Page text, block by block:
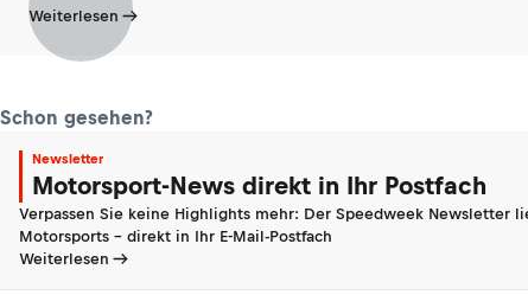
Weiterlesen
Schon gesehen?
Newsletter
Motorsport-News direkt in Ihr Postfach
Verpassen Sie keine Highlights mehr: Der Speedweek
Motorsports - direkt in Ihr E-Mail-Postfach
Weiterlesen